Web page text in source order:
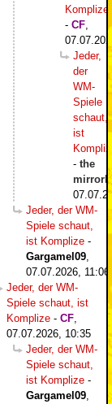
Komplize
- CF,
Jeder,
der
WM-
Spiele
schaut,
ist
- the
Jeder, der WM-
Spiele schaut,
ist Komplize -
Gargamel09,
07.07.2026, 11:06
Jeder, der WM-
Spiele schaut, ist
Komplize - CF,
07.07.2026, 10:35
Jeder, der WM-
Spiele schaut,
ist Komplize -
Gargamel09,